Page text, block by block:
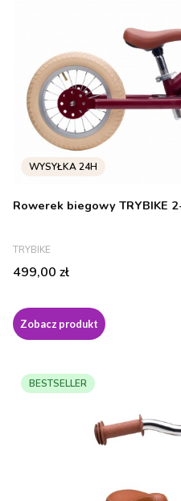
Rowerek biegowy TRYBIKE
PRODUCENT
TRYBIKE
Cena
499,00 zł
Zobacz produkt
BESTSELLER